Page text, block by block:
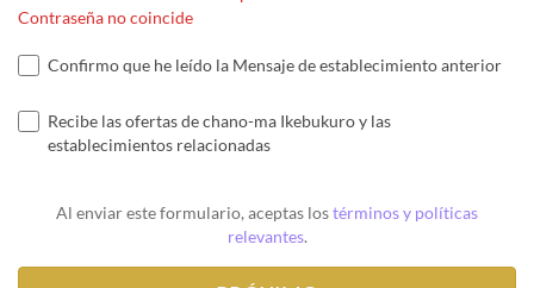
Contraseña no coincide
Confirmo que he leído la Mensaje de establecimiento anterior
Recibe las ofertas de chano-ma Ikebukuro y las
establecimientos relacionadas
Al enviar este formulario, aceptas lostérminos y políticas
relevantes.